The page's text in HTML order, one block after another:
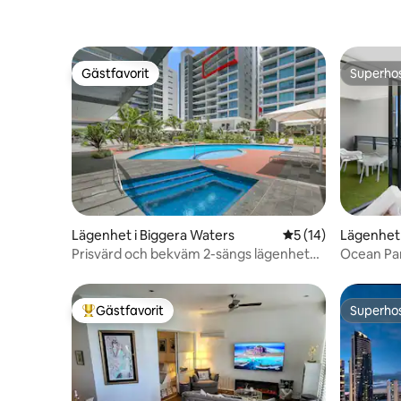
Gästfavorit
Gästfavorit
Lägenhet i Biggera Waters 5 av 5 i
5 (14)
Prisvärd och bekväm 2-sängs lägenhet
Ocean
Populär gästfavorit
Gästfavorit